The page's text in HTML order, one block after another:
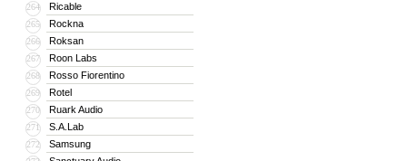
264 Ricable
265 Rockna
266 Roksan
267 Roon Labs
268 Rosso Fiorentino
269 Rotel
270 Ruark Audio
271 S.A.Lab
272 Samsung